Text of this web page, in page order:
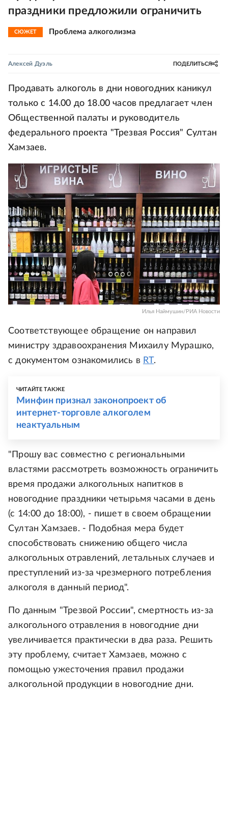
праздники предложили ограничить
СЮЖЕТ Проблема алкоголизма
Алексей Дуэль ПОДЕЛИТЬСЯ
Продавать алкоголь в дни новогодних каникул
только с 14.00 до 18.00 часов предлагает член
Общественной палаты и руководитель
федерального проекта "Трезвая Россия" Султан
Хамзаев.
Илья Наймушин/РИА Новости
Соответствующее обращение он направил
министру здравоохранения Михаилу Мурашко,
с документом ознакомились в RT .
ЧИТАЙТЕ ТАКЖЕ
Минфин признал законопроект об
интернет-торговле алкоголем
неактуальным
"Прошу вас совместно с региональными
властями рассмотреть возможность ограничить
время продажи алкогольных напитков в
новогодние праздники четырьмя часами в день
(с 14:00 до 18:00), - пишет в своем обращении
Султан Хамзаев. - Подобная мера будет
способствовать снижению общего числа
алкогольных отравлений, летальных случаев и
преступлений из-за чрезмерного потребления
алкоголя в данный период".
По данным "Трезвой России", смертность из-за
алкогольного отравления в новогодние дни
увеличивается практически в два раза. Решить
эту проблему, считает Хамзаев, можно с
помощью ужесточения правил продажи
алкогольной продукции в новогодние дни.